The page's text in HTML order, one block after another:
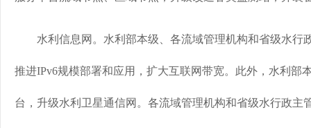
水利信息网。水利部本级、各流域管理机构和省级水行
推进IPv6规模部署和应用，扩大互联网带宽。此外，水利部
台，升级水利卫星通信网。各流域管理机构和省级水行政主